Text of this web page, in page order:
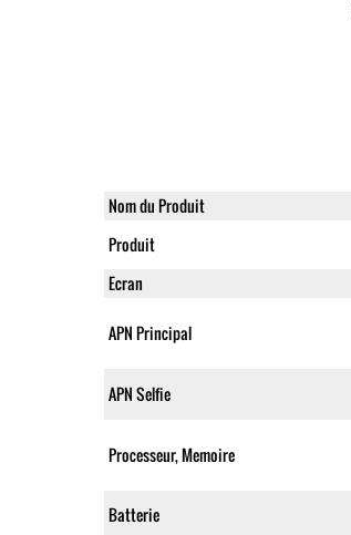
Nom du Produit
Produit
Ecran
APN Principal
APN Selfie
Processeur, Memoire
Batterie